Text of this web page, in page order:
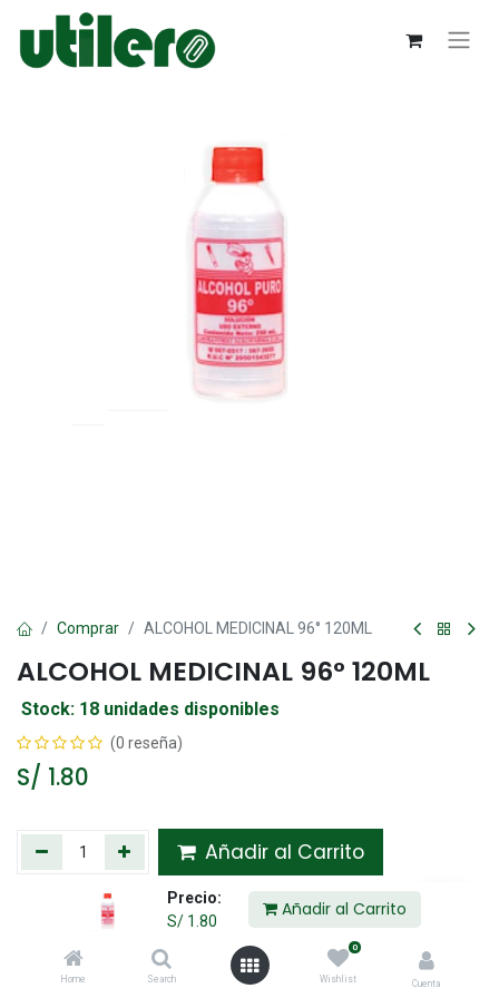
Precio:
S/ 1.80
Añadir al Carrito
Home Search
0
Wishlist Cuenta
Comprar ALCOHOL MEDICINAL 96° 120ML
ALCOHOL MEDICINAL 96° 120ML
Stock: 18 unidades disponibles
(0 reseña)
S/ 1.80
Añadir al Carrito
Agregar a la lista de deseos
Compartir :